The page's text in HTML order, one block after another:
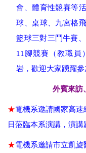
會、體育性競賽等
球、桌球、九宮格
籃球三對三鬥牛賽
11 腳競賽（教職員
岩，歡迎大家踴躍參
外賓來訪
★電機系邀請國家高
日蒞臨本系演講，演講
★電機系邀請市立凱